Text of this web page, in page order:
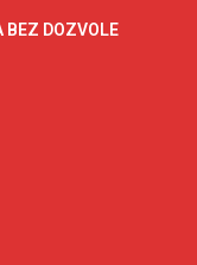
BEZ DOZVOLE